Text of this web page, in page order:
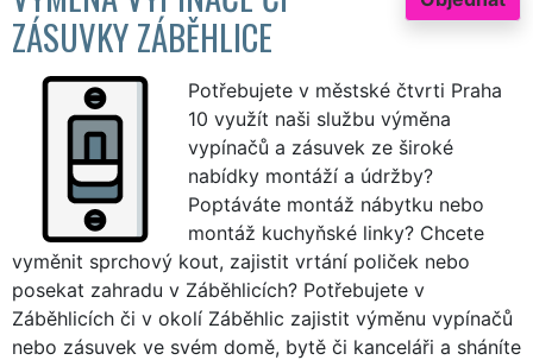
ZÁSUVKY ZÁBĚHLICE
Potřebujete v městské čtvrti Praha
10 využít naši službu výměna
vypínačů a zásuvek ze široké
nabídky montáží a údržby?
Poptáváte montáž nábytku nebo
montáž kuchyňské linky? Chcete
vyměnit sprchový kout, zajistit vrtání poliček nebo
posekat zahradu v Záběhlicích? Potřebujete v
Záběhlicích či v okolí Záběhlic zajistit výměnu vypínačů
nebo zásuvek ve svém domě, bytě či kanceláři a sháníte